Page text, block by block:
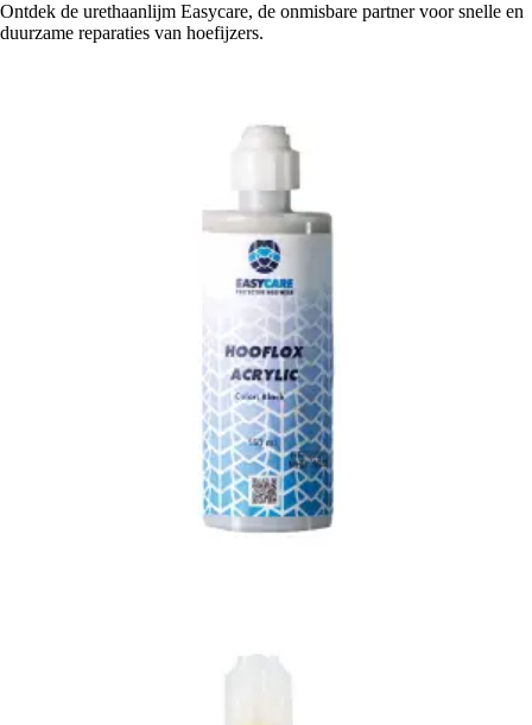
Ontdek de urethaanlijm Easycare, de onmisbare partner voor snelle en
duurzame reparaties van hoefijzers.